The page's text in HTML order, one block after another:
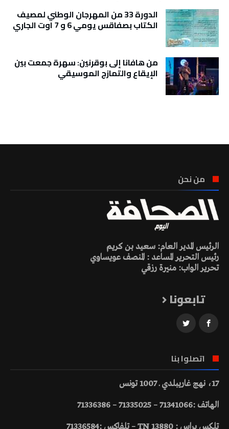
الدورة 33 من المهرجان الوطني لمصيف
الكتاب بصفاقس يومي 6 و 7 اوت الجاري
من هافانا إلى بوقرنين: سهرة جمعت بين
الإيقاع والتمازج الموسيقي
من نحن
الرئيس المدير العام: سعيد بن كريم
رئيس التحرير المساعد : المنصف عويساوي
تحرير الواب: منيرة رزقي
تابعونا
اتصلوا بنا
17، نهج غاريبلدي ـ 1007 تونس
الهاتف :71341066 – 71335025 – 71336386
تلكس براس : 13880 TN – تلفاكس :71336584